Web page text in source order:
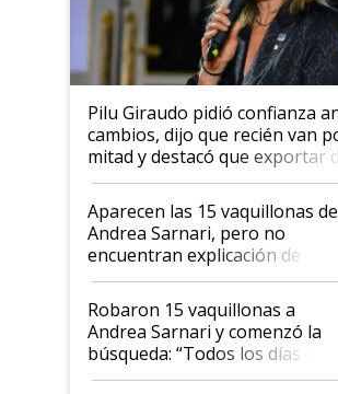
Pilu Giraudo pidió confianza
cambios, dijo que recién van
mitad y destacó que exportar
ser "para unos pocos":
mandato muy claro del
nacional"
Aparecen las 15 vaquillonas de
Andrea Sarnari, pero no
encuentran explicación de
cómo llegaron allí
Robaron 15 vaquillonas a
Andrea Sarnari y comenzó la
búsqueda: “Todos los días le
toca a algún productor”